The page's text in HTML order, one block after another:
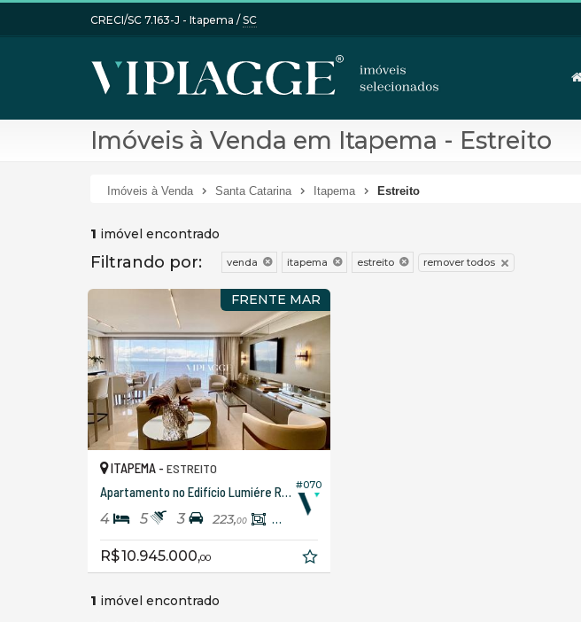
CRECI/SC 7.163-J - Itapema / SC
Imóveis à Venda em Itapema - Estreito
Imóveis à Venda Santa Catarina Itapema Estreito
1 imóvel encontrado
Filtrando por: venda itapema estreito remover todos
FRENTE MAR
#070
ITAPEMA - ESTREITO
Apartamento no Edifício Lumiére Residence
4 5 3 223,00 186,
R$ 10.945.000,00
1 imóvel encontrado